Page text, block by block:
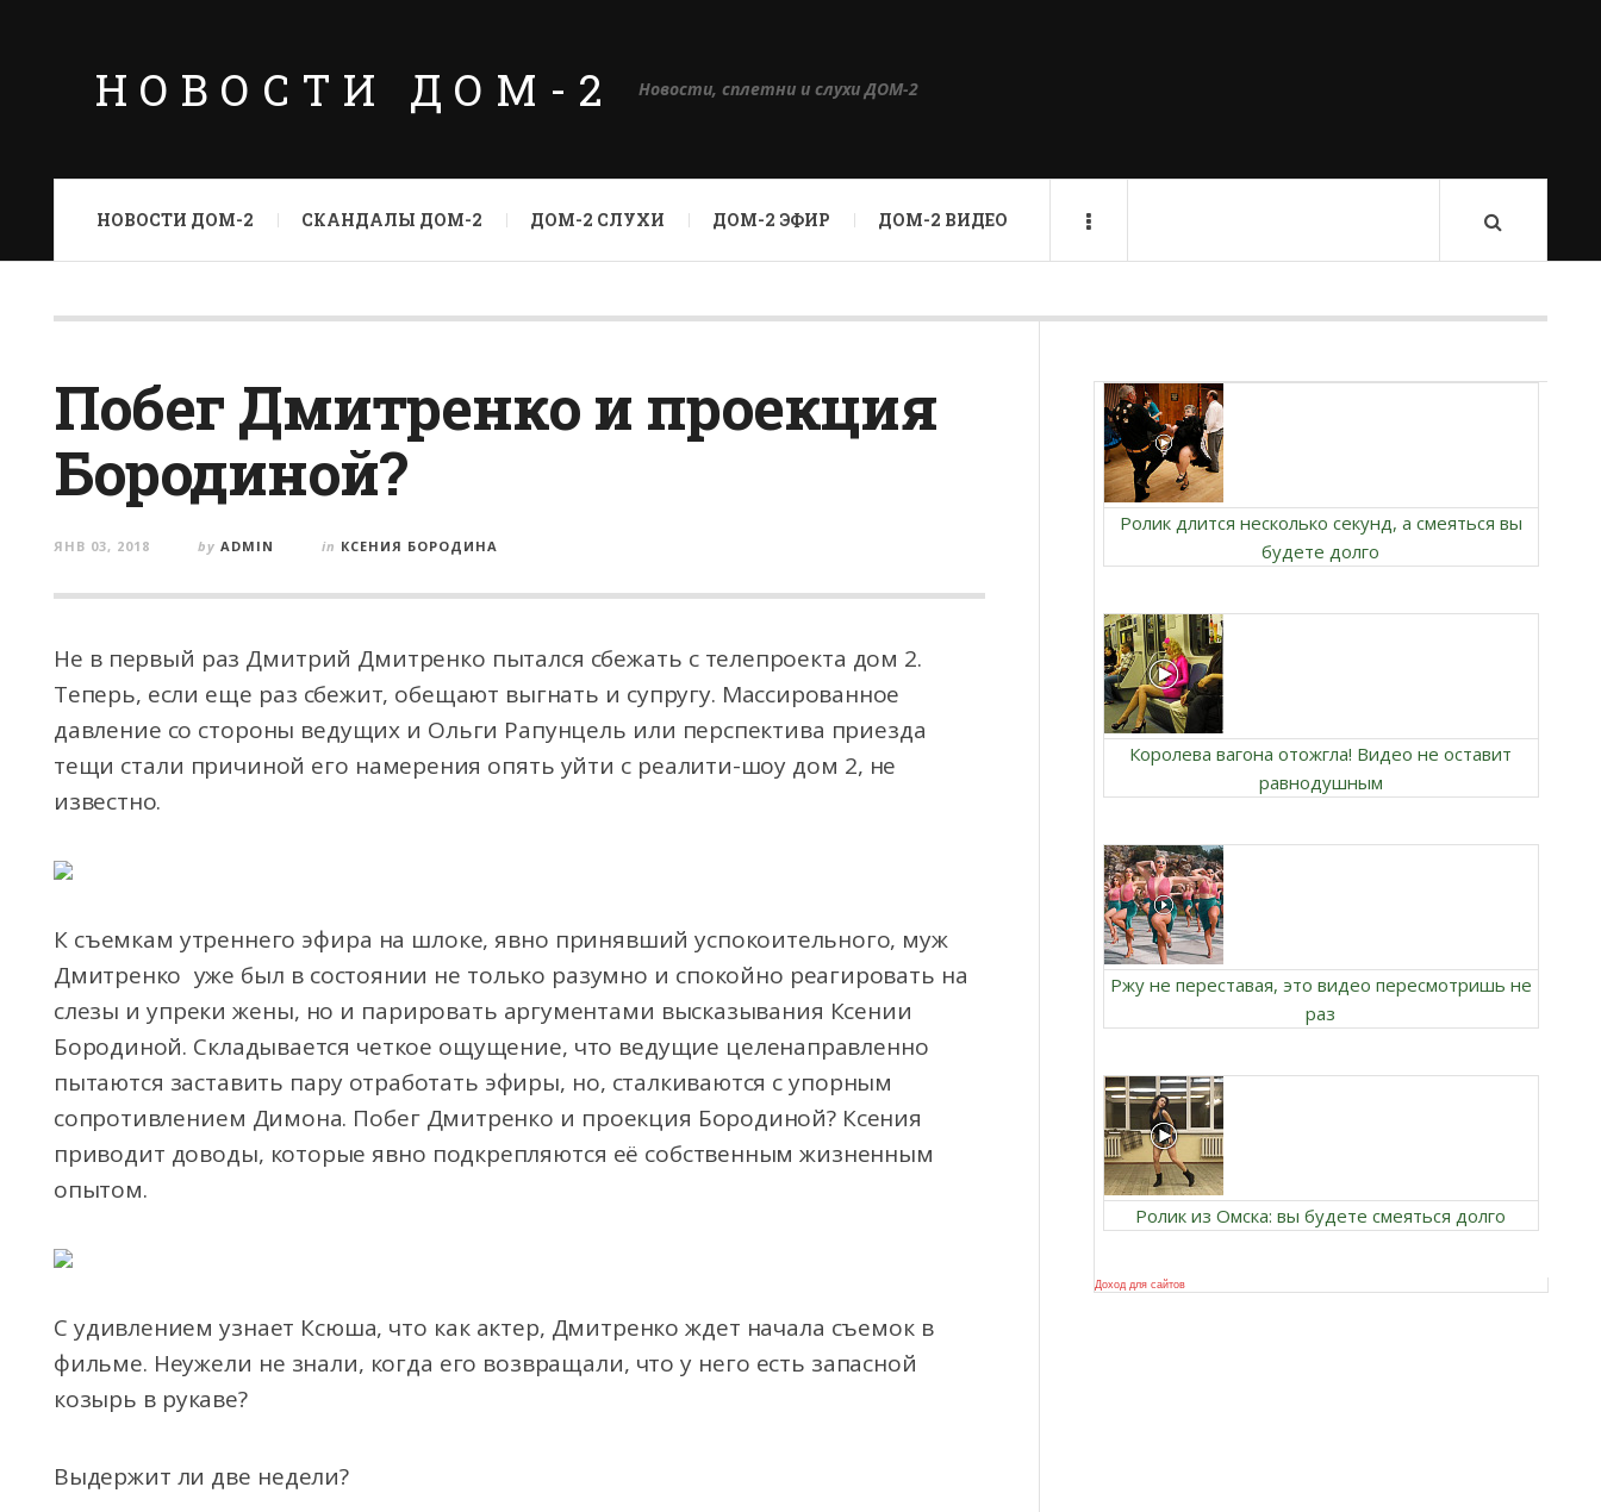
НОВОСТИ ДОМ-2 Новости, сплетни и слухи ДОМ-2
НОВОСТИ ДОМ-2 СКАНДАЛЫ ДОМ-2 ДОМ-2 СЛУХИ ДОМ-2 ЭФИР ДОМ-2 ВИДЕО
Побег Дмитренко и проекция
Бородиной?
ЯНВ 03, 2018 by ADMIN in КСЕНИЯ БОРОДИНА
Не в первый раз Дмитрий Дмитренко пытался сбежать с телепроекта дом 2.
Теперь, если еще раз сбежит, обещают выгнать и супругу. Массированное
давление со стороны ведущих и Ольги Рапунцель или перспектива приезда
тещи стали причиной его намерения опять уйти с реалити-шоу дом 2, не
известно.
К съемкам утреннего эфира на шлоке, явно принявший успокоительного, муж
Дмитренко уже был в состоянии не только разумно и спокойно реагировать на
слезы и упреки жены, но и парировать аргументами высказывания Ксении
Бородиной. Складывается четкое ощущение, что ведущие целенаправленно
пытаются заставить пару отработать эфиры, но, сталкиваются с упорным
сопротивлением Димона. Побег Дмитренко и проекция Бородиной? Ксения
приводит доводы, которые явно подкрепляются её собственным жизненным
опытом.
С удивлением узнает Ксюша, что как актер, Дмитренко ждет начала съемок в
фильме. Неужели не знали, когда его возвращали, что у него есть запасной
козырь в рукаве?
Выдержит ли две недели?
Ролик длится несколько секунд, а смеяться вы
будете долго
Королева вагона отожгла! Видео не оставит
равнодушным
Ржу не переставая, это видео пересмотришь не
раз
Ролик из Омска: вы будете смеяться долго
Доход для сайтов